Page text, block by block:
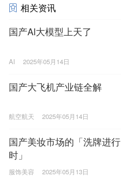
相关资讯
国产AI大模型上天了
AI 2025年05月14日
国产大飞机产业链全解
航空航天 2025年05月14日
国产美妆市场的「洗牌进行
时」
服饰美容 2025年05月13日